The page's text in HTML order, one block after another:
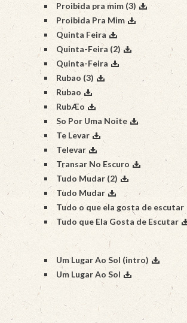
Proibida pra mim (3)
Proibida Pra Mim
Quinta Feira
Quinta-Feira (2)
Quinta-Feira
Rubao (3)
Rubao
RubÆo
So Por Uma Noite
Te Levar
Televar
Transar No Escuro
Tudo Mudar (2)
Tudo Mudar
Tudo o que ela gosta de escutar
Tudo que Ela Gosta de Escutar
Um Lugar Ao Sol (intro)
Um Lugar Ao Sol